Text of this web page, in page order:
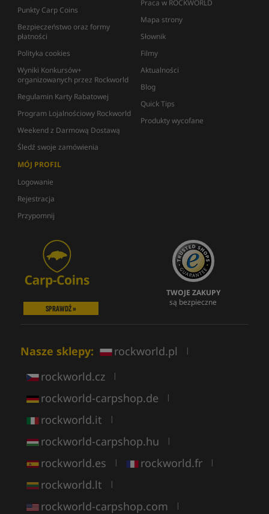
Punkty Carp Coins
Bezpieczeństwo oraz formy
płatności
Polityka cookies
Wyniki Konkursów+
organizowanych przez Rockworld
Regulamin Karty Rabatowej
Program Lojalnościowy Rockworld
Weekend z Darmową Dostawą
Śledź swoje zamówienia
Praca w ROCKWORLD
Mapa strony
Słownik
Filmy
Aktualności
Blog
Quick Tips
Produkty wycofane
MÓJ PROFIL
Logowanie
Rejestracja
Przypomnij
SPRAWDŹ »
TWOJE ZAKUPY
są bezpieczne
Nasze sklepy: rockworld.pl |
rockworld.cz |
rockworld-carpshop.de |
rockworld.it |
rockworld-carpshop.hu |
rockworld.es | rockworld.fr |
rockworld.lt |
rockworld-carpshop.com |